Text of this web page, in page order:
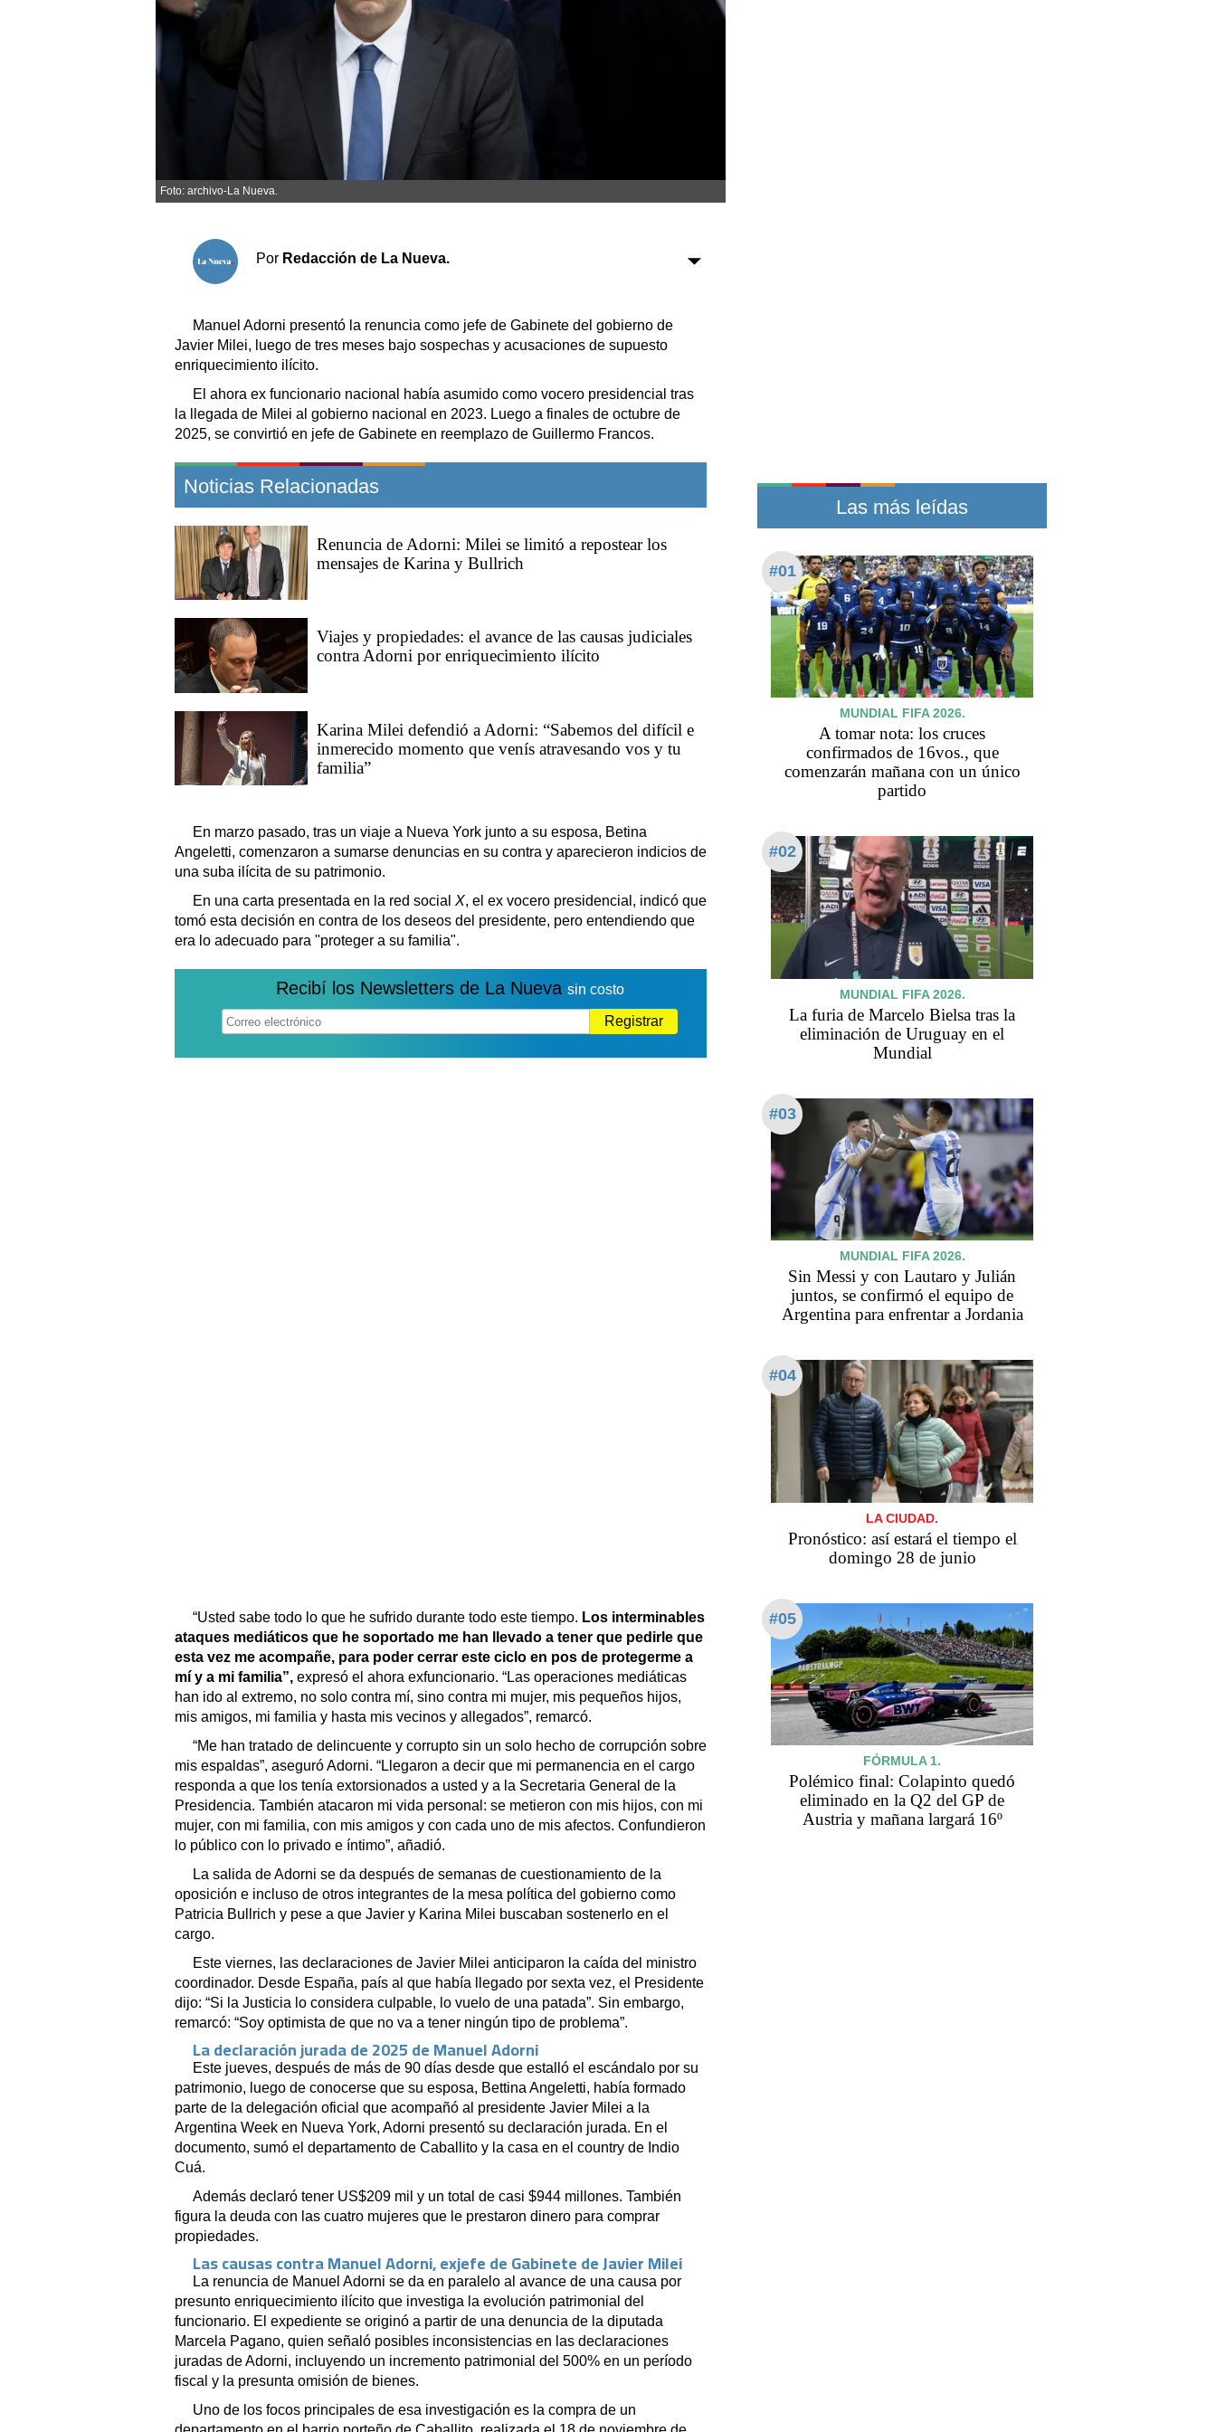
Sociedad y tiempo libre
Sociedad
Tecnología
Turismo
Salud
Es viral
Clasificados
Suplementos
Servicios
Farmacias
Datos Útiles
Edictos
Teléfonos de urgencia
Foto: archivo-La Nueva.
Por Redacción de La Nueva.
Manuel Adorni presentó la renuncia como jefe de Gabinete del gobierno de
Javier Milei, luego de tres meses bajo sospechas y acusaciones de supuesto
enriquecimiento ilícito.
El ahora ex funcionario nacional había asumido como vocero presidencial tras
la llegada de Milei al gobierno nacional en 2023. Luego a finales de octubre de
2025, se convirtió en jefe de Gabinete en reemplazo de Guillermo Francos.
Noticias Relacionadas
Renuncia de Adorni: Milei se limitó a repostear los
mensajes de Karina y Bullrich
Viajes y propiedades: el avance de las causas judiciales
contra Adorni por enriquecimiento ilícito
Karina Milei defendió a Adorni: “Sabemos del difícil e
inmerecido momento que venís atravesando vos y tu
familia”
En marzo pasado, tras un viaje a Nueva York junto a su esposa, Betina
Angeletti, comenzaron a sumarse denuncias en su contra y aparecieron indicios de
una suba ilícita de su patrimonio.
En una carta presentada en la red social X, el ex vocero presidencial, indicó que
tomó esta decisión en contra de los deseos del presidente, pero entendiendo que
era lo adecuado para "proteger a su familia".
Recibí los Newsletters de La Nueva sin costo
Registrar
“Usted sabe todo lo que he sufrido durante todo este tiempo. Los interminables
ataques mediáticos que he soportado me han llevado a tener que pedirle que
esta vez me acompañe, para poder cerrar este ciclo en pos de protegerme a
mí y a mi familia”, expresó el ahora exfuncionario. “Las operaciones mediáticas
han ido al extremo, no solo contra mí, sino contra mi mujer, mis pequeños hijos,
mis amigos, mi familia y hasta mis vecinos y allegados”, remarcó.
“Me han tratado de delincuente y corrupto sin un solo hecho de corrupción sobre
mis espaldas”, aseguró Adorni. “Llegaron a decir que mi permanencia en el cargo
responda a que los tenía extorsionados a usted y a la Secretaria General de la
Presidencia. También atacaron mi vida personal: se metieron con mis hijos, con mi
mujer, con mi familia, con mis amigos y con cada uno de mis afectos. Confundieron
lo público con lo privado e íntimo”, añadió.
La salida de Adorni se da después de semanas de cuestionamiento de la
oposición e incluso de otros integrantes de la mesa política del gobierno como
Patricia Bullrich y pese a que Javier y Karina Milei buscaban sostenerlo en el
cargo.
Este viernes, las declaraciones de Javier Milei anticiparon la caída del ministro
coordinador. Desde España, país al que había llegado por sexta vez, el Presidente
dijo: “Si la Justicia lo considera culpable, lo vuelo de una patada”. Sin embargo,
remarcó: “Soy optimista de que no va a tener ningún tipo de problema”.
La declaración jurada de 2025 de Manuel Adorni
Este jueves, después de más de 90 días desde que estalló el escándalo por su
patrimonio, luego de conocerse que su esposa, Bettina Angeletti, había formado
parte de la delegación oficial que acompañó al presidente Javier Milei a la
Argentina Week en Nueva York, Adorni presentó su declaración jurada. En el
documento, sumó el departamento de Caballito y la casa en el country de Indio
Cuá.
Además declaró tener US$209 mil y un total de casi $944 millones. También
figura la deuda con las cuatro mujeres que le prestaron dinero para comprar
propiedades.
Las causas contra Manuel Adorni, exjefe de Gabinete de Javier Milei
La renuncia de Manuel Adorni se da en paralelo al avance de una causa por
presunto enriquecimiento ilícito que investiga la evolución patrimonial del
funcionario. El expediente se originó a partir de una denuncia de la diputada
Marcela Pagano, quien señaló posibles inconsistencias en las declaraciones
juradas de Adorni, incluyendo un incremento patrimonial del 500% en un período
fiscal y la presunta omisión de bienes.
Uno de los focos principales de esa investigación es la compra de un
Las más leídas
#01
MUNDIAL FIFA 2026.
A tomar nota: los cruces
confirmados de 16vos., que
comenzarán mañana con un único
partido
#02
MUNDIAL FIFA 2026.
La furia de Marcelo Bielsa tras la
eliminación de Uruguay en el
Mundial
#03
MUNDIAL FIFA 2026.
Sin Messi y con Lautaro y Julián
juntos, se confirmó el equipo de
Argentina para enfrentar a Jordania
#04
LA CIUDAD.
Pronóstico: así estará el tiempo el
domingo 28 de junio
#05
FÓRMULA 1.
Polémico final: Colapinto quedó
eliminado en la Q2 del GP de
Austria y mañana largará 16º